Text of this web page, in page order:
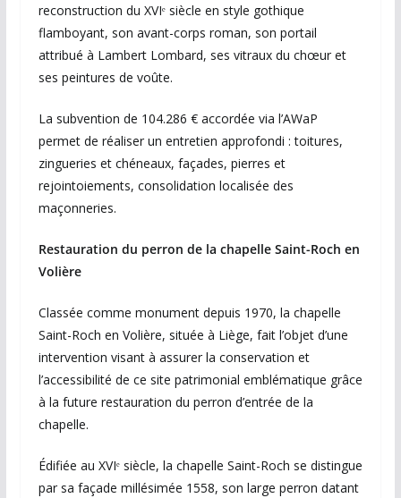
reconstruction du XVIᵉ siècle en style gothique
flamboyant, son avant-corps roman, son portail
attribué à Lambert Lombard, ses vitraux du chœur et
ses peintures de voûte.
La subvention de 104.286 € accordée via l’AWaP
permet de réaliser un entretien approfondi : toitures,
zingueries et chéneaux, façades, pierres et
rejointoiements, consolidation localisée des
maçonneries.
Restauration du perron de la chapelle Saint-Roch en
Volière
Classée comme monument depuis 1970, la chapelle
Saint-Roch en Volière, située à Liège, fait l’objet d’une
intervention visant à assurer la conservation et
l’accessibilité de ce site patrimonial emblématique grâce
à la future restauration du perron d’entrée de la
chapelle.
Édifiée au XVIᵉ siècle, la chapelle Saint-Roch se distingue
par sa façade millésimée 1558, son large perron datant